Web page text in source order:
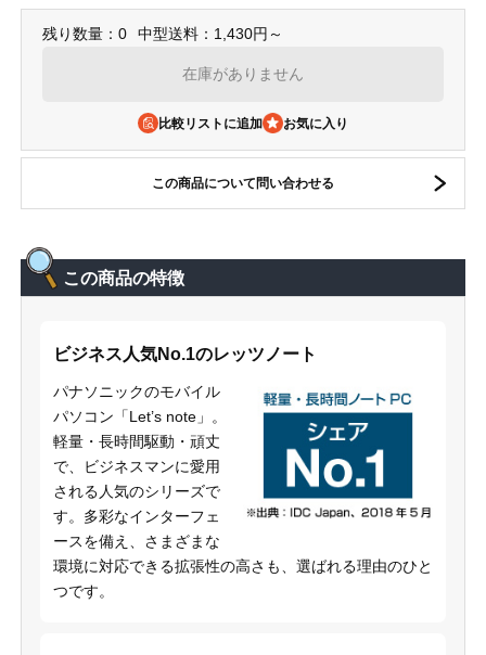
残り数量：0 中型送料：1,430円～
在庫がありません
比較リストに追加
この商品について問い合わせる
この商品の特徴
ビジネス人気No.1のレッツノート
パナソニックのモバイル
パソコン「Let’s note」。
軽量・長時間駆動・頑丈
で、ビジネスマンに愛用
される人気のシリーズで
す。多彩なインターフェ
ースを備え、さまざまな
環境に対応できる拡張性の高さも、選ばれる理由のひと
つです。